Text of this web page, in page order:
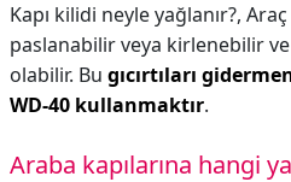
Kapı kilidi neyle yağlanır?,
paslanabilir veya kirlenebilir ve
olabilir. Bu gıcırtıları
WD-40 kullanmaktır.
Araba kapılarına hangi